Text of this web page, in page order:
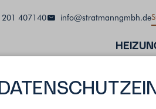
407140 info@stratmanngmbh.de